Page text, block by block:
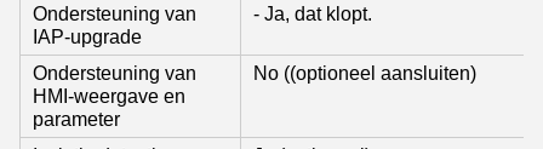
Ondersteuning van
IAP-upgrade
- Ja, dat klopt.
Ondersteuning van
HMI-weergave en
parameter
No ((optioneel aansluiten)